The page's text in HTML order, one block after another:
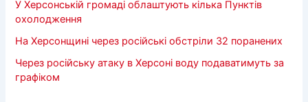
У Херсонській громаді облаштують кілька Пунктів
охолодження
На Херсонщині через російські обстріли 32 поранених
Через російську атаку в Херсоні воду подаватимуть за
графіком